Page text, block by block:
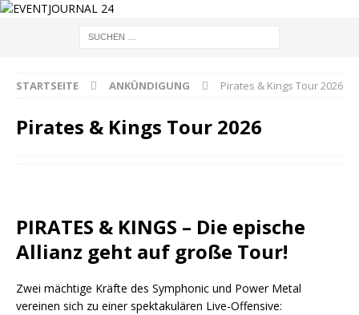
STARTSEITE ANKÜNDIGUNG Pirates & Kings Tour 2026
Pirates & Kings Tour 2026
PIRATES & KINGS – Die epische
Allianz geht auf große Tour!
Zwei mächtige Kräfte des Symphonic und Power Metal
vereinen sich zu einer spektakulären Live-Offensive: